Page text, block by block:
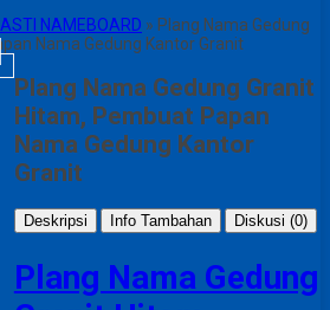
NAMEBOARD » Plang Nama Gedung
Nama Gedung Kantor Granit
Plang Nama Gedung
Plang Nama Gedung Granit
Hitam, Pembuat Papan
Nama Gedung Kantor
Granit
Deskripsi Info Tambahan Diskusi (0)